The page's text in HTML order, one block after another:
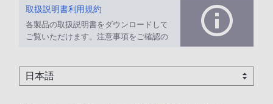
取扱説明書利用規約
各製品の取扱説明書をダウンロードして
ご覧いただけます。注意事項をご確認の